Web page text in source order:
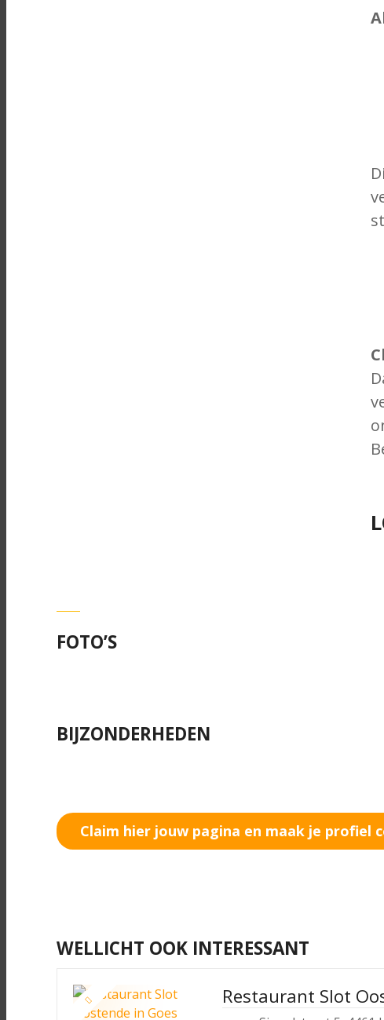
FOTO’S
BIJZONDERHEDEN
Claim hier jouw pagina en maak je profiel
WELLICHT OOK INTERESSANT
Restaurant Slot